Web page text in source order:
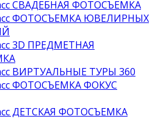
СВАДЕБНАЯ ФОТОСЪЕМКА
ФОТОСЪЕМКА ЮВЕЛИРНЫХ
3D ПРЕДМЕТНАЯ
ВИРТУАЛЬНЫЕ ТУРЫ 360
ФОТОСЪЕМКА ФОКУС
ДЕТСКАЯ ФОТОСЪЕМКА